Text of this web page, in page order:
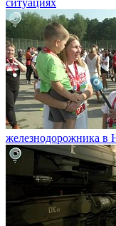
железнодорожника в